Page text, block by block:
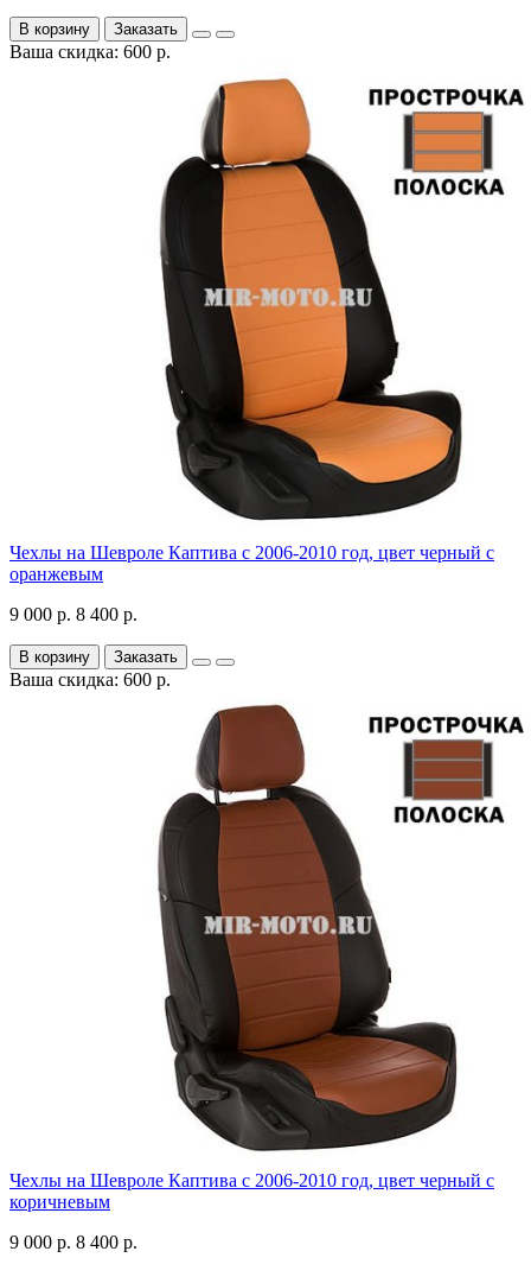
В корзину Заказать
Ваша скидка: 600 р.
Чехлы на Шевроле Каптива с 2006-2010 год, цвет черный с
оранжевым
9 000 р. 8 400 р.
В корзину Заказать
Ваша скидка: 600 р.
Чехлы на Шевроле Каптива с 2006-2010 год, цвет черный с
коричневым
9 000 р. 8 400 р.